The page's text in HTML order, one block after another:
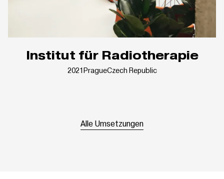
Institut für Radiotherapie
2021PragueCzech Republic
Alle Umsetzungen